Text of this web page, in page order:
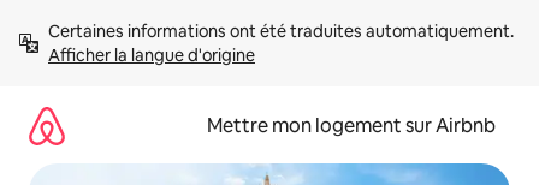
directement
Afficher la langue d'origine
Mettre mon logement sur Airbnb